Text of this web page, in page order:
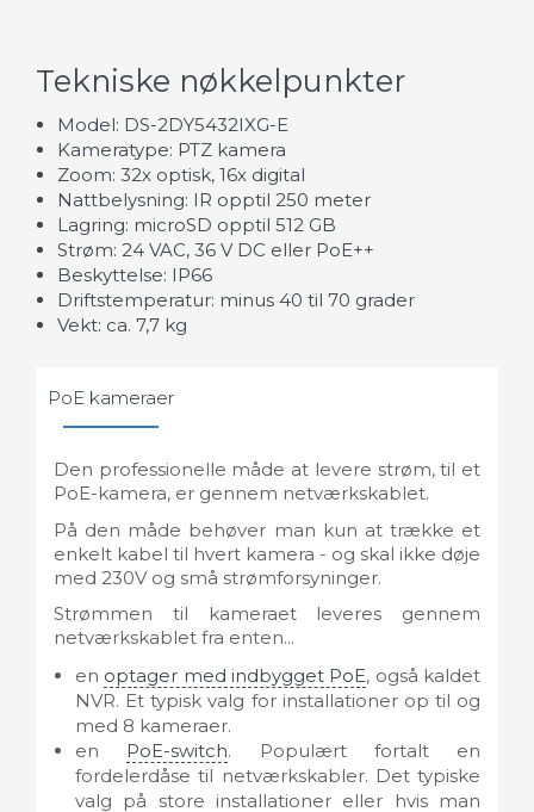
Tekniske nøkkelpunkter
Model: DS-2DY5432IXG-E
Kameratype: PTZ kamera
Zoom: 32x optisk, 16x digital
Nattbelysning: IR opptil 250 meter
Lagring: microSD opptil 512 GB
Strøm: 24 VAC, 36 V DC eller PoE++
Beskyttelse: IP66
Driftstemperatur: minus 40 til 70 grader
Vekt: ca. 7,7 kg
PoE kameraer
Den professionelle måde at levere strøm, til et
PoE-kamera, er gennem netværkskablet.
På den måde behøver man kun at trække et
enkelt kabel til hvert kamera - og skal ikke døje
med 230V og små strømforsyninger.
Strømmen til kameraet leveres gennem
netværkskablet fra enten...
en optager med indbygget PoE, også kaldet
NVR. Et typisk valg for installationer op til og
med 8 kameraer.
en PoE-switch. Populært fortalt en
fordelerdåse til netværkskabler. Det typiske
valg på store installationer eller hvis man